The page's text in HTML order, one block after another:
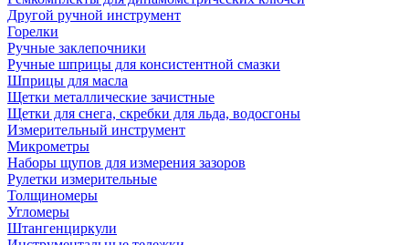
Другой ручной инструмент
Горелки
Ручные заклепочники
Ручные шприцы для консистентной смазки
Шприцы для масла
Щетки металлические зачистные
Щетки для снега, скребки для льда, водосгоны
Измерительный инструмент
Микрометры
Наборы щупов для измерения зазоров
Рулетки измерительные
Толщиномеры
Угломеры
Штангенциркули